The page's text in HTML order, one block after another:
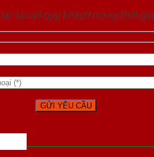
lại với quý khách trong thời